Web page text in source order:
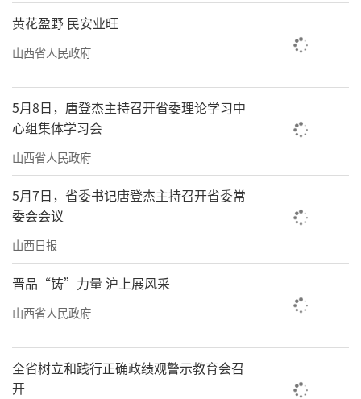
务。一是深入实施扩大内需战略。坚持惠民生
和促消费、投资于物和投资于人紧密结合，用
好“两新”“两重”政策，深入实施提振消费
专项行动，持续开展重大项目建设年活动，激
发有潜能的消费、扩大有效益的投资，有效激
发民间投资活力，加快建设高标准市场体系，
主动服务和融入全国统一大市场。二是大力推
动能源转型。扛牢保障国家能源安全政治责
任，持续深化能源革命，推进煤炭智能绿色安
全开采和清洁高效利用，大力发展新能源和清
洁能源，加快构建新型电力系统，着力构建新
型能源体系，建设国家重要能源原材料基地，
型。三是着力推进产业升级。坚持智能化、绿
色化、融合化发展方向，扎实推进传统产业转
黄花盈野 民安业旺
山西省人民政府
5月8日，唐登杰主持召开省委理论学习中
心组集体学习会
山西省人民政府
5月7日，省委书记唐登杰主持召开省委常
委会会议
山西日报
晋品“铸”力量 沪上展风采
山西省人民政府
全省树立和践行正确政绩观警示教育会召
开